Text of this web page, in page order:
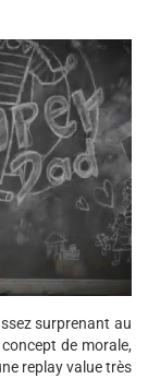
surprenant au
de morale,
replay value très